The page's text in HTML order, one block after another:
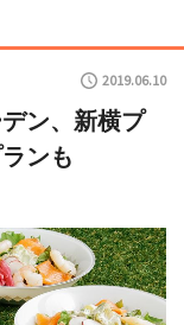
2019.06.10
ン、新横プ
ンも